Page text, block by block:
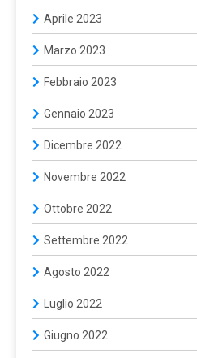
Aprile 2023
Marzo 2023
Febbraio 2023
Gennaio 2023
Dicembre 2022
Novembre 2022
Ottobre 2022
Settembre 2022
Agosto 2022
Luglio 2022
Giugno 2022